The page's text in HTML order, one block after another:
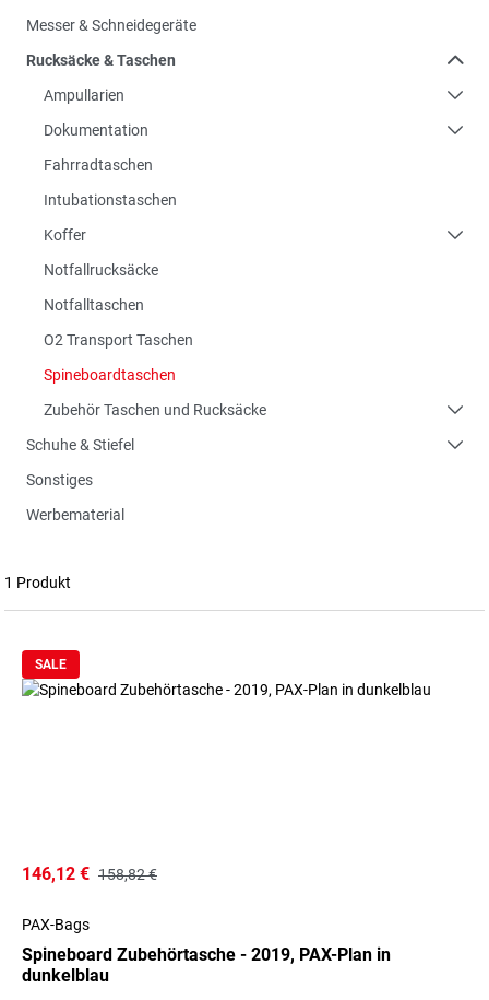
Messer & Schneidegeräte
Rucksäcke & Taschen
Ampullarien
Dokumentation
Fahrradtaschen
Intubationstaschen
Koffer
Notfallrucksäcke
Notfalltaschen
O2 Transport Taschen
Spineboardtaschen
Zubehör Taschen und Rucksäcke
Schuhe & Stiefel
Sonstiges
Werbematerial
1 Produkt
SALE
146,12 € 158,82 €
PAX-Bags
Spineboard Zubehörtasche - 2019, PAX-Plan in
dunkelblau